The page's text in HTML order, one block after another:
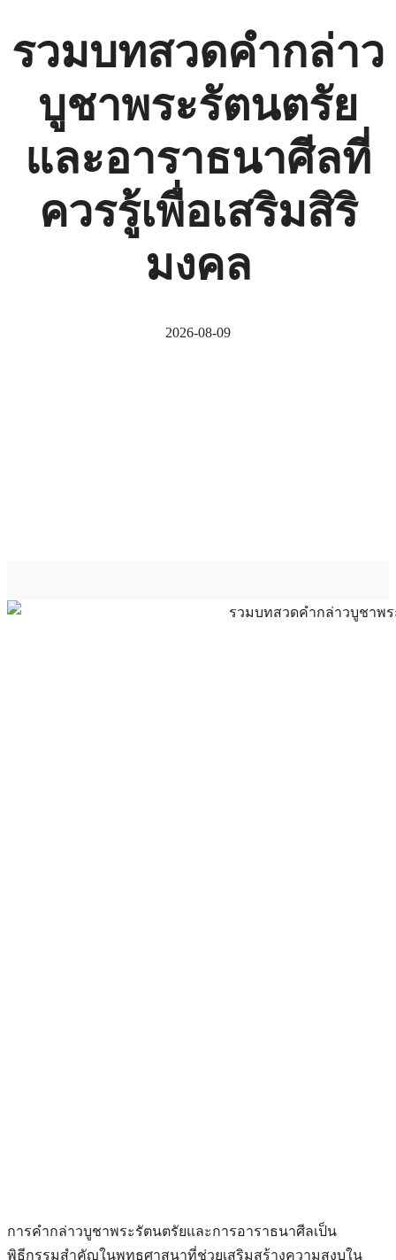
รวมบทสวดคำกล่าว
บูชาพระรัตนตรัย
และอาราธนาศีลที่
ควรรู้เพื่อเสริมสิริ
มงคล
2026-08-09
การคำกล่าวบูชาพระรัตนตรัยและการอาราธนาศีลเป็น
พิธีกรรมสำคัญในพุทธศาสนาที่ช่วยเสริมสร้างความสงบใน